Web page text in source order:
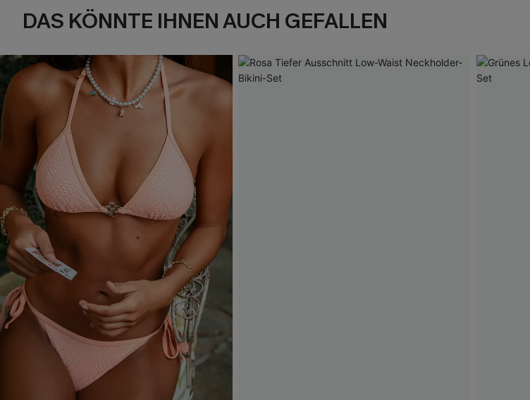
DAS KÖNNTE IHNEN AUCH GEFALLEN